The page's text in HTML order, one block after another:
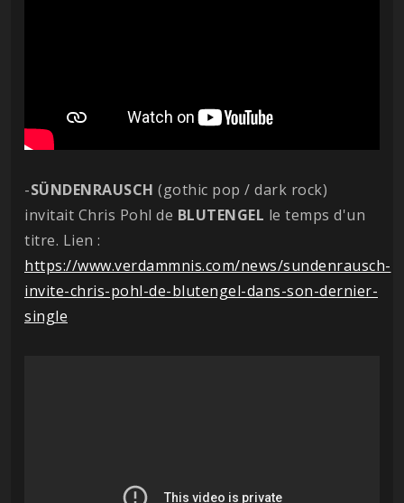
-SÜNDENRAUSCH (gothic pop / dark rock)
invitait Chris Pohl de BLUTENGEL le temps d'un
titre. Lien :
https://www.verdammnis.com/news/sundenrausch-
invite-chris-pohl-de-blutengel-dans-son-dernier-
single